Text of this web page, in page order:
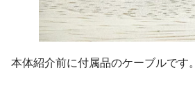
本体紹介前に付属品のケーブルです。